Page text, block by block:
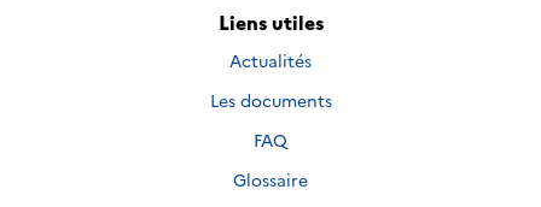
Liens utiles
Actualités
Les documents
FAQ
Glossaire